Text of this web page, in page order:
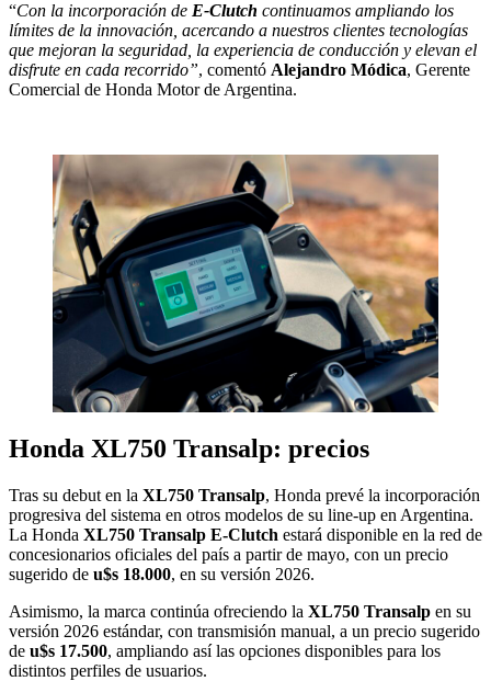
“Con la incorporación de E-Clutch continuamos ampliando los
límites de la innovación, acercando a nuestros clientes tecnologías
que mejoran la seguridad, la experiencia de conducción y elevan el
disfrute en cada recorrido”, comentó Alejandro Módica, Gerente
Comercial de Honda Motor de Argentina.
Honda XL750 Transalp: precios
Tras su debut en la XL750 Transalp, Honda prevé la incorporación
progresiva del sistema en otros modelos de su line-up en Argentina.
La Honda XL750 Transalp E-Clutch estará disponible en la red de
concesionarios oficiales del país a partir de mayo, con un precio
sugerido de u$s 18.000, en su versión 2026.
Asimismo, la marca continúa ofreciendo la XL750 Transalp en su
versión 2026 estándar, con transmisión manual, a un precio sugerido
de u$s 17.500, ampliando así las opciones disponibles para los
distintos perfiles de usuarios.